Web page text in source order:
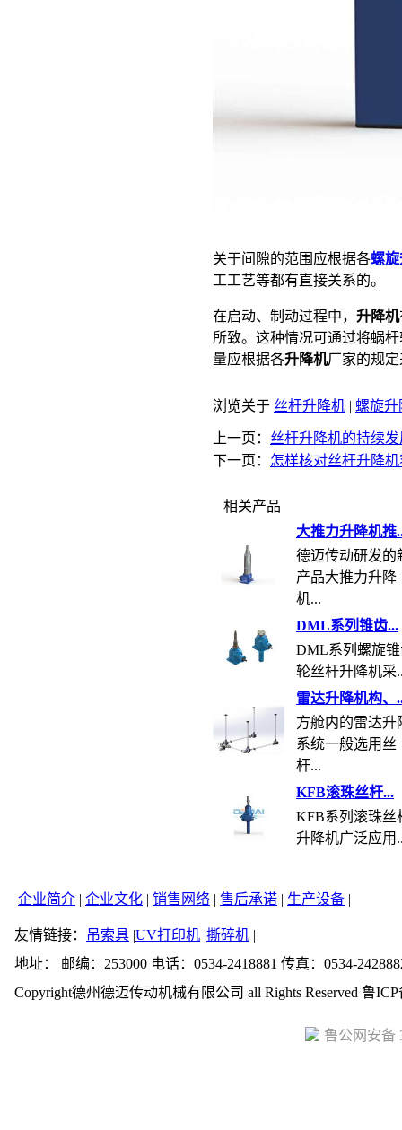
关于间隙的范围应根据各螺
工工艺等都有直接关系的。
在启动、制动过程中， 升降机
所致。这种情况可通过将蜗
量应根据各升降机厂家的规
浏览关于 丝杆升降机 | 螺旋升
上一页： 丝杆升降机的持续
下一页： 怎样核对丝杆升降
相关产品
大推力升降机推
德迈传动研发的
产品大推力升降
机...
DML系列锥齿...
DML系列螺旋
轮丝杆升降机采
雷达升降机构、
方舱内的雷达升
系统一般选用丝
杆...
KFB滚珠丝杆...
KFB系列滚珠丝
升降机广泛应用
企业简介 | 企业文化 | 销售网络 | 售后承诺 | 生产设备 |
友情链接： 吊索具 |UV打印机 |撕碎机 |
地址： 邮编：253000 电话：0534-2418881 传真：0534-
Copyright德州德迈传动机械有限公司 all Rights Reserved 鲁ICP
鲁公网安备